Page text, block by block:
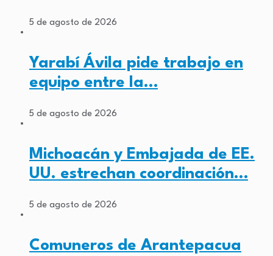
5 de agosto de 2026
Yarabí Ávila pide trabajo en
equipo entre la…
5 de agosto de 2026
Michoacán y Embajada de EE.
UU. estrechan coordinación…
5 de agosto de 2026
Comuneros de Arantepacua